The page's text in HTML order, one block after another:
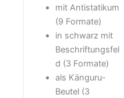
mit Antistatikum
(9 Formate)
in schwarz mit
Beschriftungsfel
d (3 Formate)
als Känguru-
Beutel (3